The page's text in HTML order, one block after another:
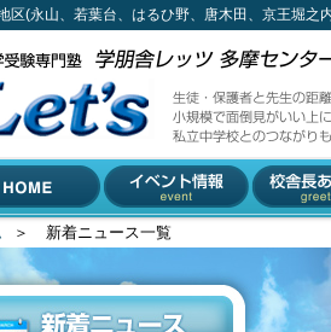
ュース一覧
区(永山、若葉台、はるひ野、唐木田、京王堀
学校とのつながりも強いのがLet'sの合格力のポイ
(永山、若葉台、は
、唐木田、京王堀之
沢)で中学受験専門
探しなら
～ 19 :00)
林ビル2F
＞ 新着ニュース一覧
イベント情報